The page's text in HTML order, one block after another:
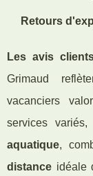
Retours
Les avis
Grimaud
vacanciers
services
aquatique,
distance idéale